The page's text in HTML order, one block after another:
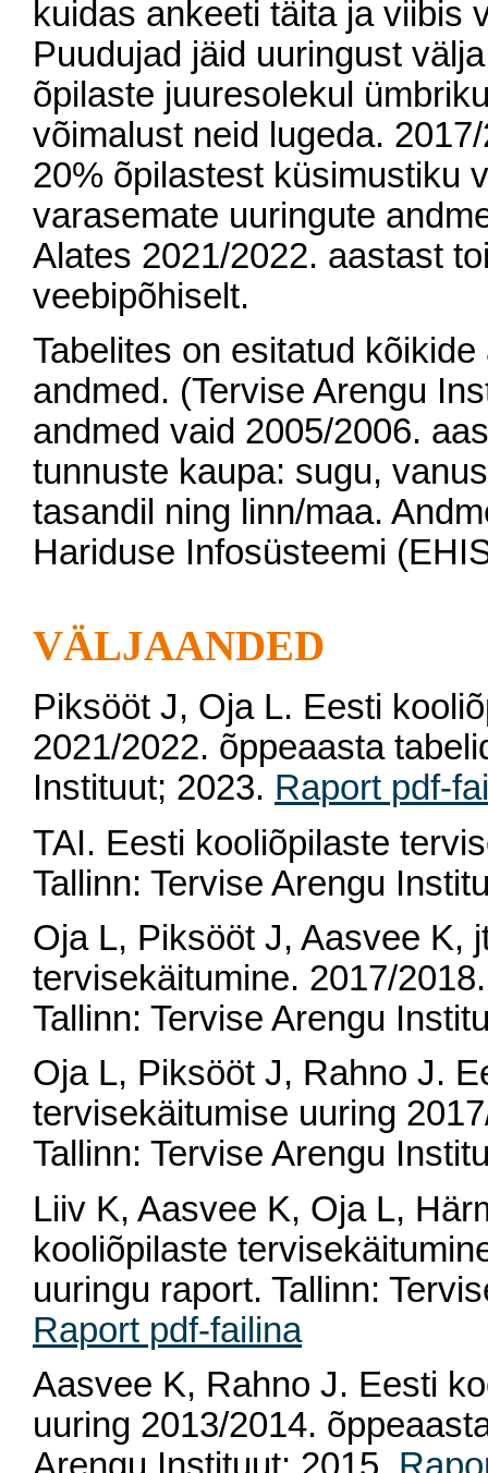
kuidas ankeeti täita ja viibis
Puudujad jäid uuringust
õpilaste juuresolekul
võimalust neid lugeda.
20% õpilastest küsimustiku
varasemate uuringute
Alates 2021/2022. aastast
veebipõhiselt.
Tabelites on esitatud
andmed. (Tervise Arengu
andmed vaid 2005/2006.
tunnuste kaupa: sugu,
tasandil ning linn/maa.
Hariduse Infosüsteemi
VÄLJAANDED
Piksööt J, Oja L. Eesti
2021/2022. õppeaasta
Instituut; 2023. Raport pdf-
TAI. Eesti kooliõpilaste
Tallinn: Tervise Arengu
Oja L, Piksööt J, Aasvee K,
tervisekäitumine. 2017/
Tallinn: Tervise Arengu
Oja L, Piksööt J, Rahno J.
tervisekäitumise uuring
Tallinn: Tervise Arengu
Liiv K, Aasvee K, Oja L,
kooliõpilaste
uuringu raport. Tallinn:
Raport pdf-failina
Aasvee K, Rahno J. Eesti
uuring 2013/2014.